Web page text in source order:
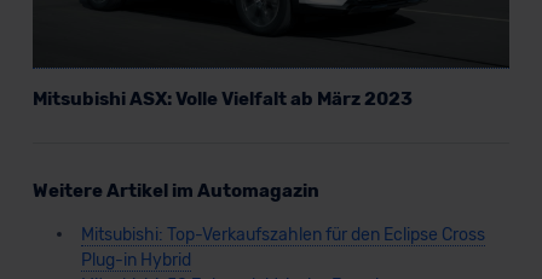
Mitsubishi ASX: Volle Vielfalt ab März 2023
Weitere Artikel im Automagazin
Mitsubishi: Top-Verkaufszahlen für den Eclipse Cross
Plug-in Hybrid